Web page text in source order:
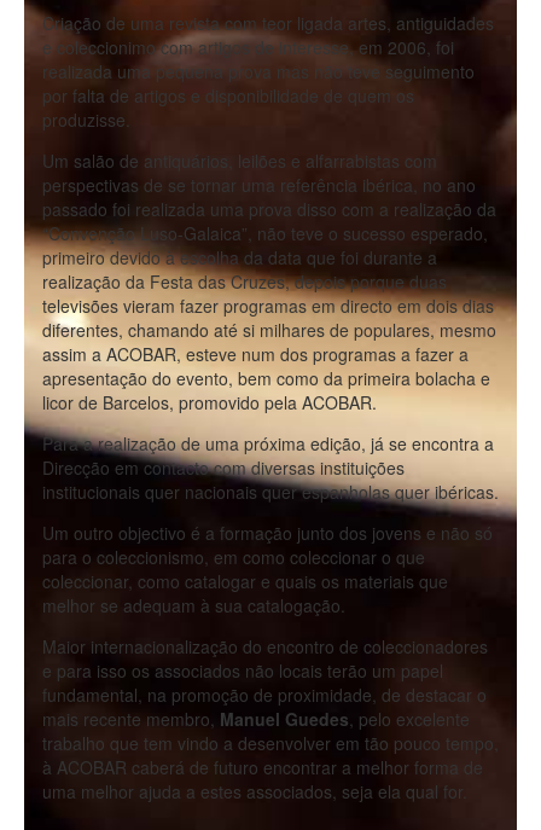
Criação de uma revista com teor ligada artes, antiguidades
e coleccionimo com artigos de interesse, em 2006, foi
realizada uma pequena prova mas não teve seguimento
por falta de artigos e disponibilidade de quem os
produzisse.
Um salão de antiquários, leilões e alfarrabistas com
perspectivas de se tornar uma referência ibérica, no ano
passado foi realizada uma prova disso com a realização da
“Convenção Luso-Galaica”, não teve o sucesso esperado,
primeiro devido à escolha da data que foi durante a
realização da Festa das Cruzes, depois porque duas
televisões vieram fazer programas em directo em dois dias
diferentes, chamando até si milhares de populares, mesmo
assim a ACOBAR, esteve num dos programas a fazer a
apresentação do evento, bem como da primeira bolacha e
licor de Barcelos, promovido pela ACOBAR.
Para a realização de uma próxima edição, já se encontra a
Direcção em contacto com diversas instituições
institucionais quer nacionais quer espanholas quer ibéricas.
Um outro objectivo é a formação junto dos jovens e não só
para o coleccionismo, em como coleccionar o que
coleccionar, como catalogar e quais os materiais que
melhor se adequam à sua catalogação.
Maior internacionalização do encontro de coleccionadores
e para isso os associados não locais terão um papel
fundamental, na promoção de proximidade, de destacar o
mais recente membro, Manuel Guedes, pelo excelente
trabalho que tem vindo a desenvolver em tão pouco tempo,
à ACOBAR caberá de futuro encontrar a melhor forma de
uma melhor ajuda a estes associados, seja ela qual for.